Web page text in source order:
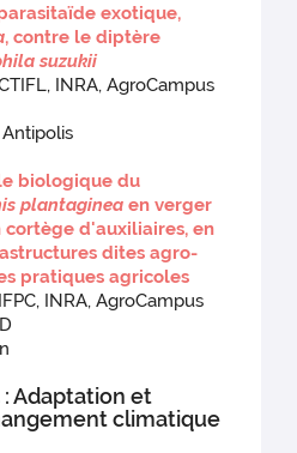
exotique,
, contre le diptère
suzukii
INRA, AgroCampus
biologique du
plantagineaen verger
d'auxiliaires, en
dites agro-
pratiques agricoles
INRA, AgroCampus
Adaptation et
climatique